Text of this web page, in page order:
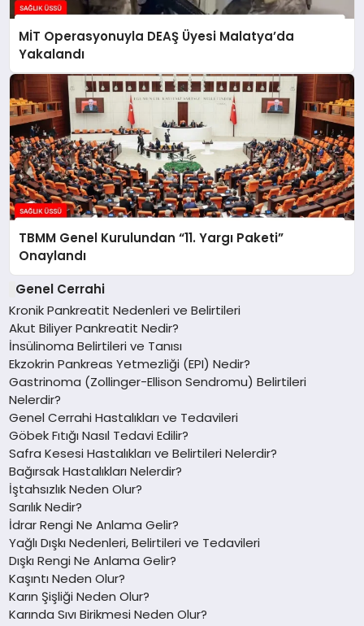
MİT Operasyonuyla DEAŞ Üyesi Malatya’da
Yakalandı
TBMM Genel Kurulundan “11. Yargı Paketi”
Onaylandı
Genel Cerrahi
Kronik Pankreatit Nedenleri ve Belirtileri
Akut Biliyer Pankreatit Nedir?
İnsülinoma Belirtileri ve Tanısı
Ekzokrin Pankreas Yetmezliği (EPI) Nedir?
Gastrinoma (Zollinger-Ellison Sendromu) Belirtileri
Nelerdir?
Genel Cerrahi Hastalıkları ve Tedavileri
Göbek Fıtığı Nasıl Tedavi Edilir?
Safra Kesesi Hastalıkları ve Belirtileri Nelerdir?
Bağırsak Hastalıkları Nelerdir?
İştahsızlık Neden Olur?
Sarılık Nedir?
İdrar Rengi Ne Anlama Gelir?
Yağlı Dışkı Nedenleri, Belirtileri ve Tedavileri
Dışkı Rengi Ne Anlama Gelir?
Kaşıntı Neden Olur?
Karın Şişliği Neden Olur?
Karında Sıvı Birikmesi Neden Olur?